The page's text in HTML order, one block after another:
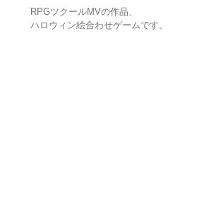
RPGツクールMVの作品、
ハロウィン絵合わせゲームです。